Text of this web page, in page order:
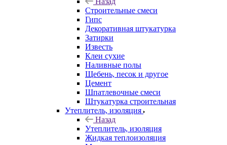
Строительные смеси
Гипс
Декоративная штукатурка
Затирки
Известь
Клеи сухие
Наливные полы
Щебень, песок и другое
Цемент
Шпатлевочные смеси
Штукатурка строительная
Утеплитель, изоляция
Назад
Утеплитель, изоляция
Жидкая теплоизоляция